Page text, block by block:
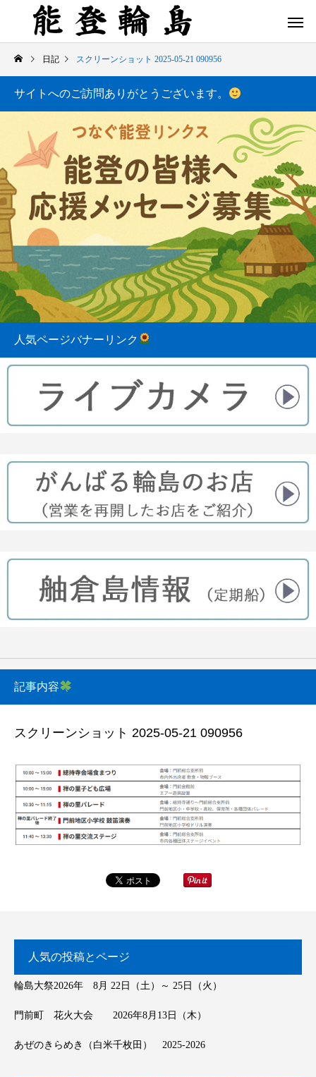
白米千枚田 あぜのきらめき（アルバム）
2023.08.31
今日の白米千枚田
日記 スクリーンショット 2025-05-21 090956
サイトへのご訪問ありがとうございます。
人気ページバナーリンク
記事内容
スクリーンショット 2025-05-21 090956
人気の投稿とページ
輪島大祭2026年 8月 22日（土）～ 25日（火）
門前町 花火大会 2026年8月13日（木）
あぜのきらめき（白米千枚田） 2025-2026